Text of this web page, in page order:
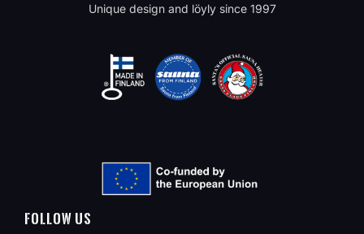
Unique design and löyly since 1997
Follow Us